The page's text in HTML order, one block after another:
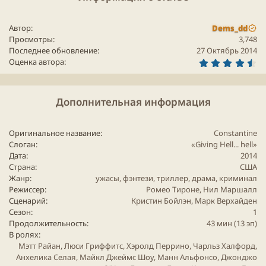
решил оставаться в стороне от дальнейших
разборок добра и зла. Так бы он и отсиживался в
своей добровольной ссылке, пытаясь забыть
трагический инцидент из прошлого, если бы не Лив
(Люси Гриффитс) — дочь его покойного друга.
Девушка внезапно открыла в себе те же
ней охотится демоническое существо. Наивной
испуганной Лив ни за что не справиться в одиночку,
и Константин неохотно соглашается помочь ей
одолеть сверхъестественного недоброжелателя. Это
дело возвращает Джона в строй. Колдуну еще
предстоит сыграть важную роль в противостоянии
сил Небес и Преисподней, а пока обе стороны
имеют на него свои виды.
Автор
Dems_dd
Просмотры
3,748
Последнее обновление
27 Октябрь 2014
Оценка автора
5
Дополнительная информация
Оригинальное название
Constantine
Слоган
«Giving Hell... hell»
Дата
2014
Страна
США
Жанр
ужасы,фэнтези,триллер,драма, криминал
Режиссер
Ромео Тироне, Нил Маршалл
Сценарий
Кристин Бойлэн, Марк Верхайден
Сезон
1
Продолжительность
43 мин (13 эп)
В ролях
Мэтт Райан, Люси Гриффитс, Хэролд Перрино, Чарльз Халфорд,
Анхелика Селая, Майкл Джеймс Шоу, Манн Альфонсо, Джонджо